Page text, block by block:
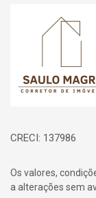
Página inicial
CRECI: 137986
Os valores,
a alterações sem